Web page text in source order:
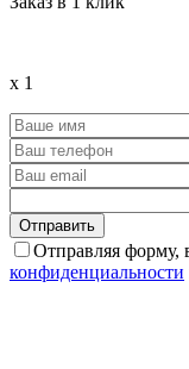
x 1
Отправляя форму,
конфиденциальности